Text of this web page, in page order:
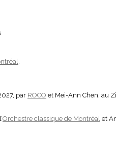
.
par ROCO et Mei-Ann Chen, au
Orchestre classique de Montréal et